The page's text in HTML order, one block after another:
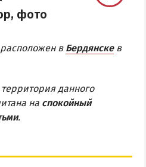
фото
в Бердянскев
данного
на спокойный
.